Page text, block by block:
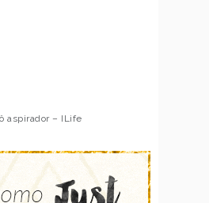
aspirador – ILife